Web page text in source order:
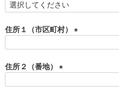
(
須
)
住所１（市区町村）
住所２（番地）